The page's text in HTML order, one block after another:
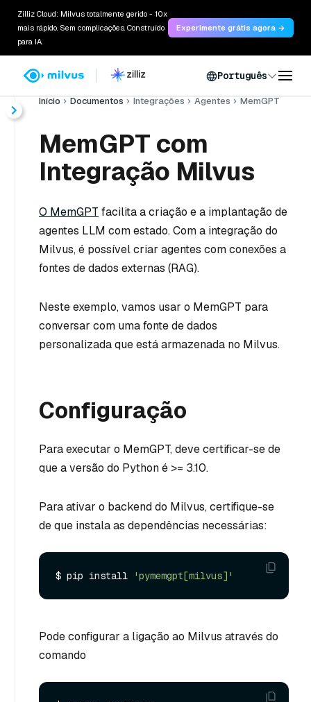
Zilliz Cloud: Milvus totalmente gerido - 10x
mais rápido. Sem complicações. Construído
para IA.
Experimente grátis agora →
Português
Início Documentos Integrações Agentes MemGPT
MemGPT com
Integração Milvus
O MemGPT facilita a criação e a implantação de
agentes LLM com estado. Com a integração do
Milvus, é possível criar agentes com conexões a
fontes de dados externas (RAG).
Neste exemplo, vamos usar o MemGPT para
conversar com uma fonte de dados
personalizada que está armazenada no Milvus.
Configuração
Para executar o MemGPT, deve certificar-se de
que a versão do Python é >= 3.10.
Para ativar o backend do Milvus, certifique-se
de que instala as dependências necessárias:
$ pip install 'pymemgpt[milvus]'
Pode configurar a ligação ao Milvus através do
comando